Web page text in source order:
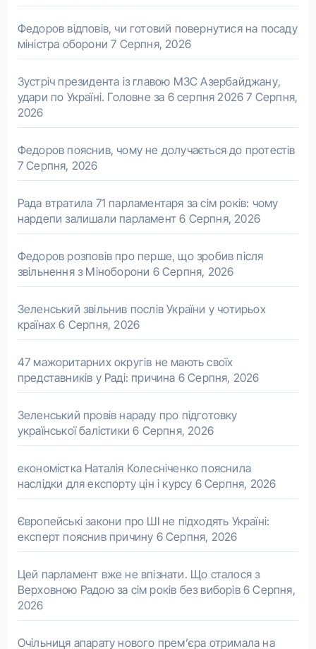
Федоров відповів, чи готовий повернутися на посаду
міністра оборони 7 Серпня, 2026
Зустріч президента із главою МЗС Азербайджану,
удари по Україні. Головне за 6 серпня 2026 7 Серпня,
2026
Федоров пояснив, чому не долучається до протестів
7 Серпня, 2026
Рада втратила 71 парламентаря за сім років: чому
нардепи залишали парламент 6 Серпня, 2026
Федоров розповів про перше, що зробив після
звільнення з Міноборони 6 Серпня, 2026
Зеленський звільнив послів України у чотирьох
країнах 6 Серпня, 2026
47 мажоритарних округів не мають своїх
представників у Раді: причина 6 Серпня, 2026
Зеленський провів нараду про підготовку
української балістики 6 Серпня, 2026
економістка Наталія Колесніченко пояснила
наслідки для експорту цін і курсу 6 Серпня, 2026
Європейські закони про ШІ не підходять Україні:
експерт пояснив причину 6 Серпня, 2026
Цей парламент вже не впізнати. Що сталося з
Верховною Радою за сім років без виборів 6 Серпня,
2026
Очільниця апарату нового прем’єра отримала на